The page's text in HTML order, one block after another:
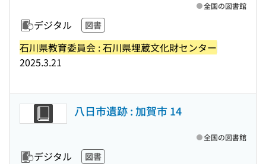
デジタル 図書
石川県教育委員会 : 石川県埋蔵文化財センター
2025.3.21
全国の図書館
八日市遺跡 : 加賀市 14
デジタル 図書
全国の図書館